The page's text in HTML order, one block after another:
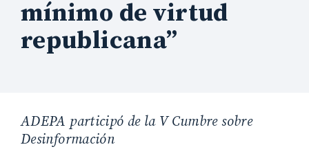
mínimo de virtud
republicana”
ADEPA participó de la V Cumbre sobre
Desinformación